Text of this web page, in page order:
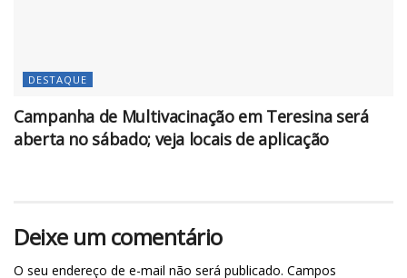
DESTAQUE
Campanha de Multivacinação em Teresina será
aberta no sábado; veja locais de aplicação
Deixe um comentário
O seu endereço de e-mail não será publicado. Campos